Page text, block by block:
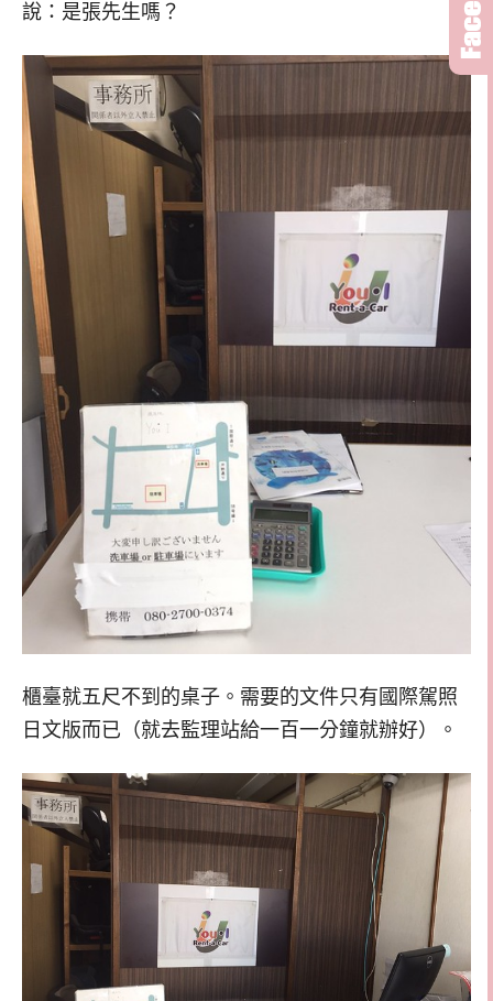
說：是張先生嗎？
櫃臺就五尺不到的桌子。需要的文件只有國際駕照
日文版而已（就去監理站給一百一分鐘就辦好）。